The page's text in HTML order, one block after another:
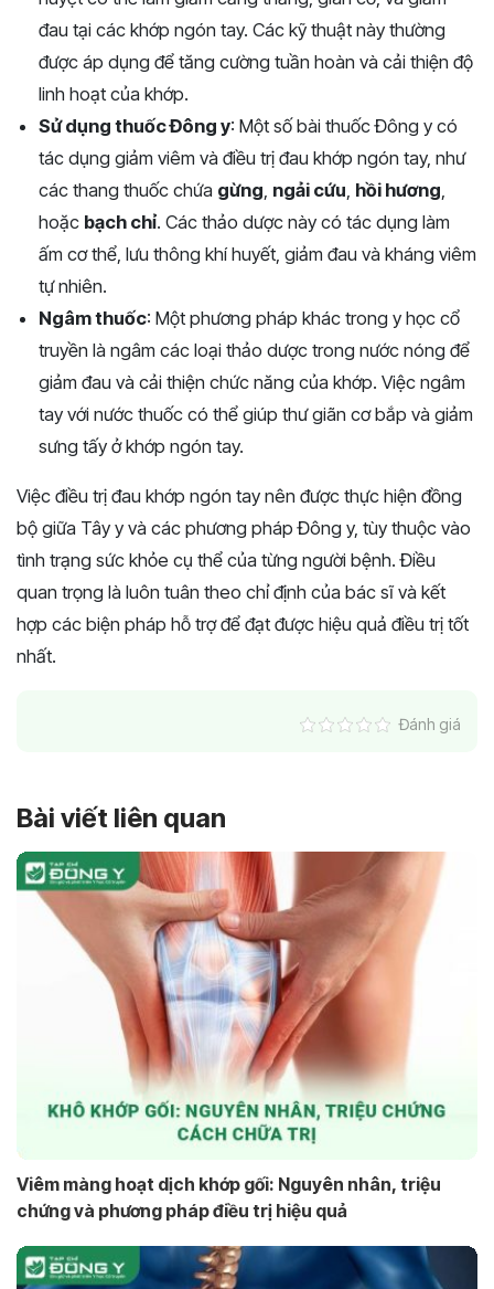
đau tại các khớp ngón tay. Các kỹ thuật này thường
được áp dụng để tăng cường tuần hoàn và cải thiện độ
linh hoạt của khớp.
Sử dụng thuốc Đông y: Một số bài thuốc Đông y có
tác dụng giảm viêm và điều trị đau khớp ngón tay, như
các thang thuốc chứa gừng, ngải cứu, hồi hương,
hoặc bạch chỉ. Các thảo dược này có tác dụng làm
ấm cơ thể, lưu thông khí huyết, giảm đau và kháng viêm
tự nhiên.
Ngâm thuốc: Một phương pháp khác trong y học cổ
truyền là ngâm các loại thảo dược trong nước nóng để
giảm đau và cải thiện chức năng của khớp. Việc ngâm
tay với nước thuốc có thể giúp thư giãn cơ bắp và giảm
sưng tấy ở khớp ngón tay.
Việc điều trị đau khớp ngón tay nên được thực hiện đồng
bộ giữa Tây y và các phương pháp Đông y, tùy thuộc vào
tình trạng sức khỏe cụ thể của từng người bệnh. Điều
quan trọng là luôn tuân theo chỉ định của bác sĩ và kết
hợp các biện pháp hỗ trợ để đạt được hiệu quả điều trị tốt
nhất.
Đánh giá
Bài viết liên quan
Viêm màng hoạt dịch khớp gối: Nguyên nhân, triệu
chứng và phương pháp điều trị hiệu quả